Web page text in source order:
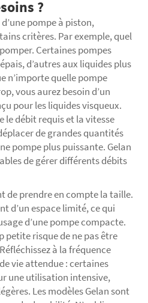
?
pompe à piston,
critères. Par exemple, quel
Certaines pompes
d’autres aux liquides plus
n’importe quelle pompe
vous aurez besoin d’un
pour les liquides visqueux.
le débit requis et la vitesse
de grandes quantités
pompe plus puissante. Gelan
de gérer différents débits
de prendre en compte la taille.
d’un espace limité, ce qui
d’une pompe compacte.
petite risque de ne pas être
à la fréquence
vie attendue : certaines
une utilisation intensive,
Les modèles Gelan sont